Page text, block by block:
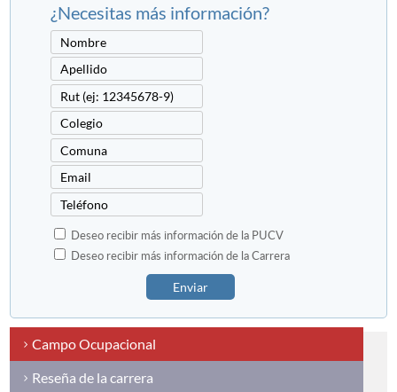
¿Necesitas más información?
Deseo recibir más información de la PUCV
Deseo recibir más información de la Carrera
Enviar
Campo Ocupacional
Reseña de la carrera